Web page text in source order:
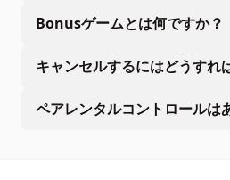
Bonusゲームとは何ですか？
キャンセルするにはどうすれ
ペアレンタルコントロールは